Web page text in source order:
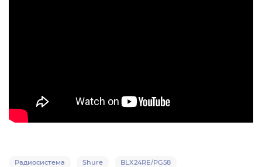
Радиосистема Shure BLX24RE/PG58